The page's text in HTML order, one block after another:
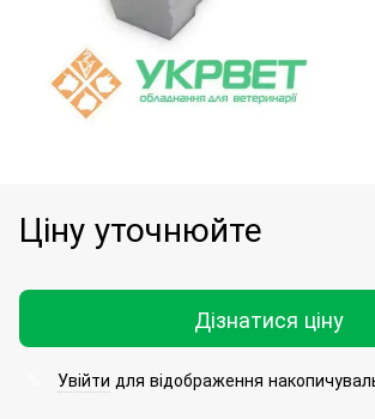
Ціну уточнюйте
Дізнатися ціну
Увійти для відображення